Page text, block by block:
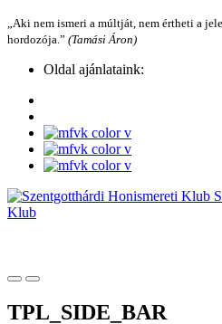
„Aki nem ismeri a múltját, nem értheti a
hordozója.” (Tamási Áron)
Oldal ajánlataink:
Klub
TPL_SIDE_BAR